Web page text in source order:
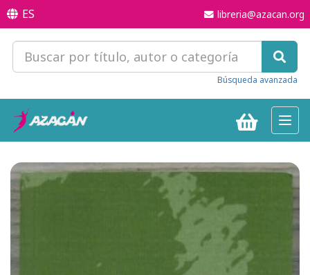
ES libreria@azacan.org
Búsqueda avanzada